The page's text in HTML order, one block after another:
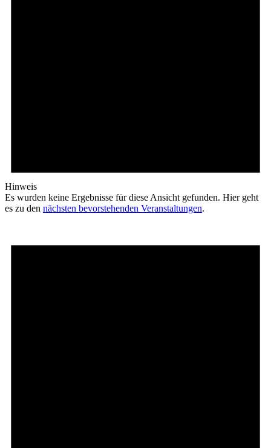
Hinweis
Es wurden keine Ergebnisse für diese Ansicht gefunden. Hier geht
es zu den nächsten bevorstehenden Veranstaltungen.